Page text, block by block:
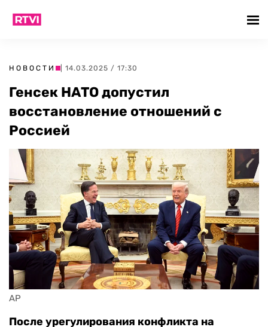
НОВОСТИ | 14.03.2025 / 17:30
Генсек НАТО допустил
восстановление отношений с
Россией
AP
После урегулирования конфликта на